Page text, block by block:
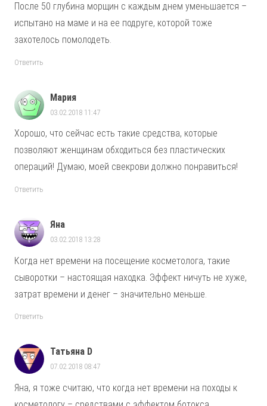
После 50 глубина морщин с каждым днем уменьшается –
испытано на маме и на ее подруге, которой тоже
захотелось помолодеть.
Ответить
Мария
03.02.2018 11:47
Хорошо, что сейчас есть такие средства, которые
позволяют женщинам обходиться без пластических
операций! Думаю, моей свекрови должно понравиться!
Ответить
Яна
03.02.2018 13:28
Когда нет времени на посещение косметолога, такие
сыворотки – настоящая находка. Эффект ничуть не хуже,
затрат времени и денег – значительно меньше.
Ответить
Татьяна D
07.02.2018 08:47
Яна, я тоже считаю, что когда нет времени на походы к